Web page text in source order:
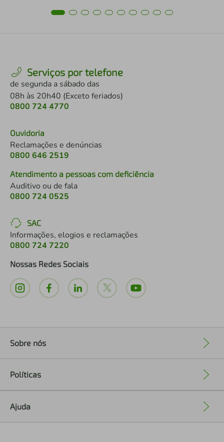
Serviços por telefone
de segunda a sábado das
08h às 20h40 (Exceto feriados)
0800 724 4770
Ouvidoria
Reclamações e denúncias
0800 646 2519
Atendimento a pessoas com deficiência
Auditivo ou de fala
0800 724 0525
SAC
Informações, elogios e reclamações
0800 724 7220
Nossas Redes Sociais
Sobre nós
Políticas
Ajuda